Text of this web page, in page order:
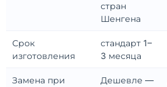
стран
Шенгена
Срок
изготовления
стандарт 1–
3 месяца
Замена при
Дешевле —